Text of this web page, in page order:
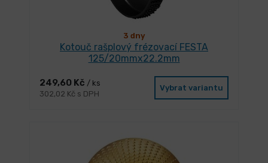
3 dny
Kotouč rašplový frézovací FESTA
125/20mmx22.2mm
249,60 Kč / ks
302,02 Kč s DPH
Vybrat variantu